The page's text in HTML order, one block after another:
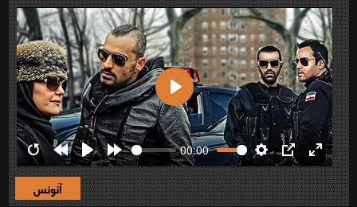
RestartRewind
10s
Play Forward
10s
00:00
Settings
PIP Enter
Play
آنونس